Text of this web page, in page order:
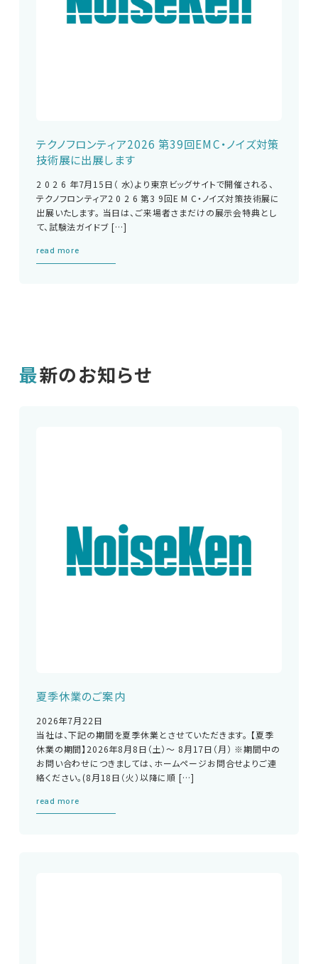
テクノフロンティア2026 第39回EMC・ノイズ対策
技術展に出展します
2 0 2 6 年7月15日（ 水）より東京ビッグサイトで開催される、
テクノフロンティア2 0 2 6 第3 9回E M C・ノイズ対策技術展に
出展いたします。 当日は、ご来場者さまだけの展示会特典とし
て、試験法ガイドブ […]
read more
最新のお知らせ
夏季休業のご案内
2026年7月22日
当社は、下記の期間を夏季休業とさせていただきます。 【夏季
休業の期間】2026年8月8日（土）～ 8月17日（月） ※期間中の
お問い合わせにつきましては、ホームページお問合せよりご連
絡ください。(8月18日（火）以降に順 […]
read more